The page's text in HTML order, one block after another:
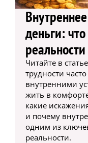
деньги:
реальности
Читайте в
трудности
внутренними
жить в
какие
и почему
одним из
реальности.